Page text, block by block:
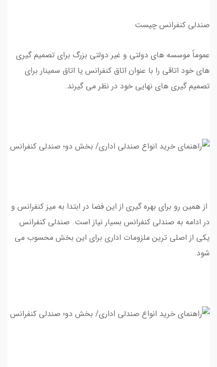
صندلی کنفرانس چیست
عموماً موسسه های دولتی و غیر دولتی بزرگ برای تصمیم گیری
های خود اتاقی را با عنوان اتاق کنفرانس یا اتاق سمینار برای
تصمیم گیری های نهایی خود در نظر می گیرند.
از همین رو برای بهره گیری از این فضا در ابتدا به میز کنفرانس و
در ادامه به صندلی کنفرانس بسیار نیاز است. صندلی کنفرانس
یکی از اصلی ترین ملزومات اداری برای این بخش محسوب می
شود.